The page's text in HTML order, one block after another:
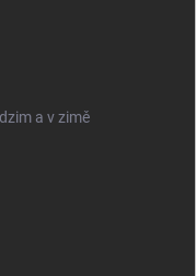
a v zimě